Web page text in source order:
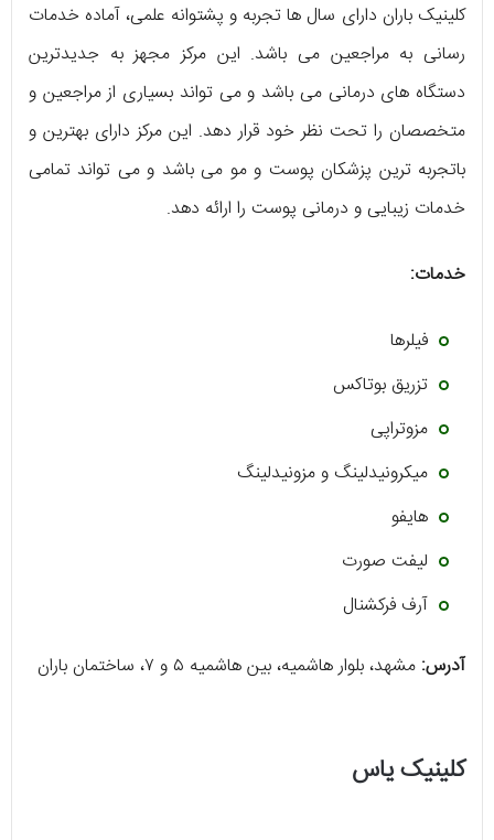
کلینیک باران دارای سال ها تجربه و پشتوانه علمی، آماده خدمات
رسانی به مراجعین می باشد. این مرکز مجهز به جدیدترین
دستگاه های درمانی می باشد و می تواند بسیاری از مراجعین و
متخصصان را تحت نظر خود قرار دهد. این مرکز دارای بهترین و
باتجربه ترین پزشکان پوست و مو می باشد و می تواند تمامی
خدمات زیبایی و درمانی پوست را ارائه دهد.
خدمات:
فیلرها
تزریق بوتاکس
مزوتراپی
میکرونیدلینگ و مزونیدلینگ
هایفو
لیفت صورت
آرف فرکشنال
آدرس: مشهد، بلوار هاشمیه، بین هاشمیه ۵ و ۷، ساختمان باران
کلینیک یاس